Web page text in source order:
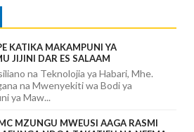
KATIKA MAKAMPUNI YA
JIJINI DAR ES SALAAM
na Teknolojia ya Habari, Mhe.
na Mwenyekiti wa Bodi ya
ya Maw...
MZUNGU MWEUSI AAGA RASMI